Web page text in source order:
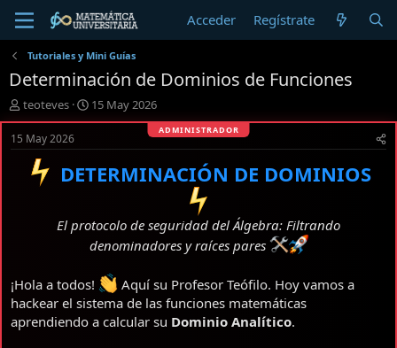
Acceder Regístrate
Tutoriales y Mini Guías
Determinación de Dominios de Funciones
I
n
c
l
t
e
m
teoteves
F
e
h
a
d
n
i
i
o
15 May 2026
15 May 2026
DETERMINACIÓN DE DOMINIOS
El protocolo de seguridad del Álgebra: Filtrando
denominadores y raíces pares
¡Hola a todos!
Aquí su Profesor Teófilo. Hoy vamos a
hackear el sistema de las funciones matemáticas
aprendiendo a calcular su Dominio Analítico.